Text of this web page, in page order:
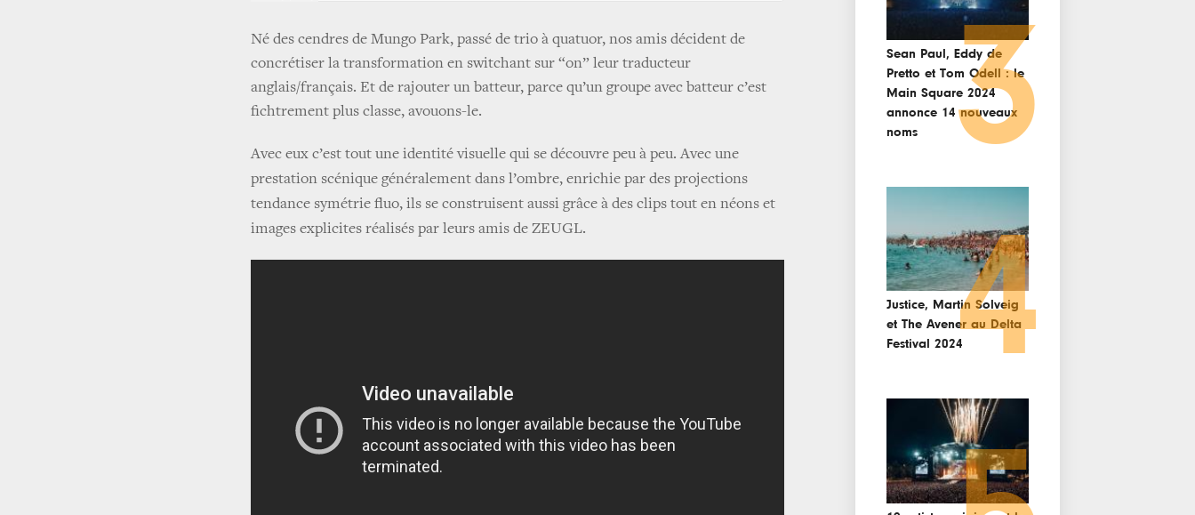
Né des cendres de Mungo Park, passé de trio à quatuor, nos amis décident de
concrétiser la transformation en switchant sur “on” leur traducteur
anglais/français. Et de rajouter un batteur, parce qu’un groupe avec batteur c’est
fichtrement plus classe, avouons-le.
Avec eux c’est tout une identité visuelle qui se découvre peu à peu. Avec une
prestation scénique généralement dans l’ombre, enrichie par des projections
tendance symétrie fluo, ils se construisent aussi grâce à des clips tout en néons et
images explicites réalisés par leurs amis de ZEUGL.
Sean Paul, Eddy de
Pretto et Tom Odell : le
Main Square 2024
annonce 14 nouveaux
noms
3
Justice, Martin Solveig
et The Avener au Delta
Festival 20244